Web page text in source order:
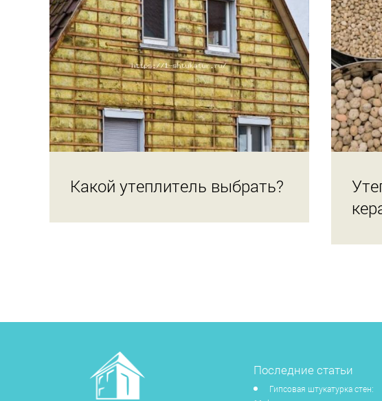
Какой утеплитель выбрать?
Последние статьи
Гипсовая штукатурка стен: